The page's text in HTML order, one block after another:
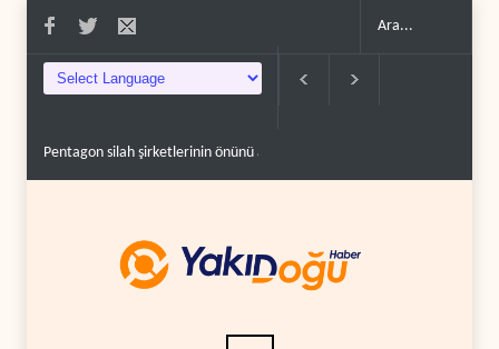
Pentagon silah şirketlerinin önünü açıyor..